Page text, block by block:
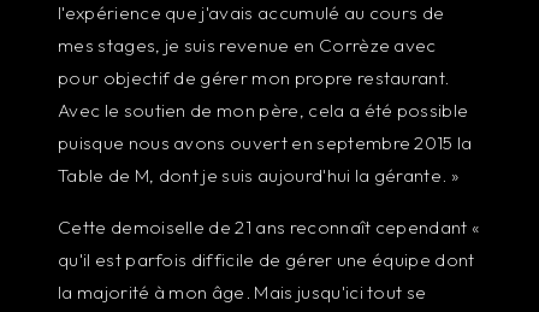
l'expérience que j'avais accumulé au cours de
mes stages, je suis revenue en Corrèze avec
pour objectif de gérer mon propre restaurant.
Avec le soutien de mon père, cela a été possible
puisque nous avons ouvert en septembre 2015 la
Table de M, dont je suis aujourd'hui la gérante. »
Cette demoiselle de 21 ans reconnaît cependant «
qu'il est parfois difficile de gérer une équipe dont
la majorité à mon âge. Mais jusqu'ici tout se